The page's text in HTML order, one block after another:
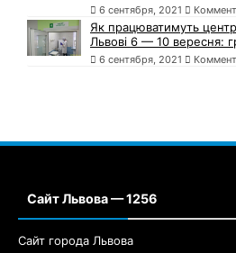
6 сентября, 2021
Як працюватимуть
Львові 6 — 10 вересня:
6 сентября, 2021
Сайт Львова — 1256
Сайт города Львова